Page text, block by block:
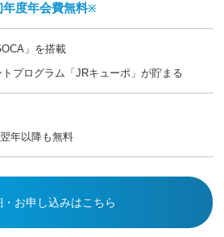
年度年会費無料※
」を搭載
プログラム「JRキューポ」が貯まる
年以降も無料
・お申し込みはこちら